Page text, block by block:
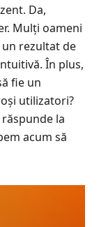
Da,
Mulți oameni
rezultat de
În plus,
fie un
utilizatori?
la
acum să